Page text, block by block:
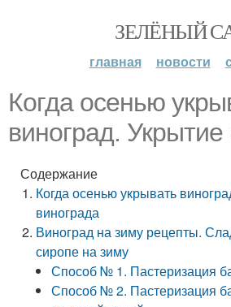
ЗЕЛЁНЫЙ
главная новости
Когда осенью
виноград. Укрытие
Содержание
Когда осенью укрывать
винограда
Виноград на зиму рецепты.
сиропе на зиму
Способ № 1. Пастеризация
Способ № 2. Пастеризация